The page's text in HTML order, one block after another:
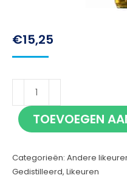
€15,25
Lekkerding
70cl
aantalTOEVOEGEN
Categorieën: Andere
Gedistilleerd, Likeuren